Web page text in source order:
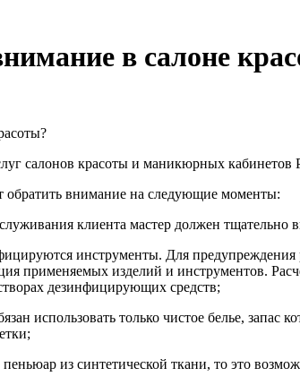
в салоне
салонов красоты и маникюрных кабинетов
обратить внимание на следующие моменты:
клиента мастер должен
инструменты. Для
применяемых изделий и инструментов.
дезинфицирующих средств;
использовать только чистое белье,
из синтетической ткани, то это